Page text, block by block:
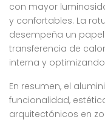
con mayor
y confortables. La
desempeña un
transferencia de
interna y
En resumen, el
funcionalidad,
arquitectónicos en